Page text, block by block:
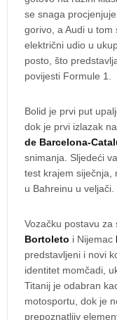
se snaga
gorivo, a Audi u
električni udio u
posto, što
povijesti Formule 1.
Bolid je prvi put
dok je prvi izlazak
de Barcelona-
snimanja. Sljedeći
test krajem siječnja,
u Bahreinu u veljači.
Vozačku postavu
Bortoleto i Nijemac
predstavljeni i novi
identitet momčadi,
Titanij je odabran
motosportu, dok je
prepoznatljiv